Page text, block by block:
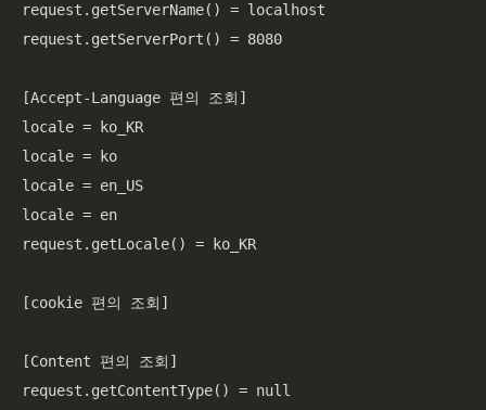
request.getServerName() = localhost
request.getServerPort() = 8080
[Accept-Language 편의 조회]
locale = ko_KR
locale = ko
locale = en_US
locale = en
request.getLocale() = ko_KR
[cookie 편의 조회]
[Content 편의 조회]
request.getContentType() = null